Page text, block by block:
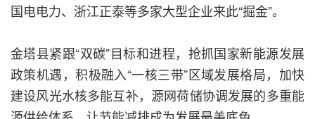
国电电力、浙江正泰等多家大型企业来此“掘金”。
金塔县紧跟“双碳”目标和进程，抢抓国家新能源发展
政策机遇，积极融入“一核三带”区域发展格局，加快
建设风光水核多能互补，源网荷储协调发展的多重能